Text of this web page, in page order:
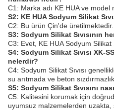
C1: Marka adı KE HUA ve model
S2: KE HUA Sodyum Silikat
C2: Bu ürün Çin'de üretilmektedir.
S3: Sodyum Silikat Sıvısının
C3: Evet, KE HUA Sodyum Silikat
S4: Sodyum Silikat Sıvısı XK-
nelerdir?
C4: Sodyum Silikat Sıvısı
su arıtmada ve beton
S5: Sodyum Silikat Sıvısını
C5: Kalitesini korumak için
uyumsuz malzemelerden